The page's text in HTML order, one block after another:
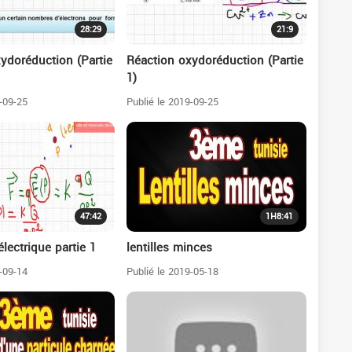
28:29
(Partie
25
21:9
Réaction oxydoréduction (Partie
1)
Publié le 2019-09-25
47:42
partie 1
14
1H8:41
lentilles minces
Publié le 2019-05-18